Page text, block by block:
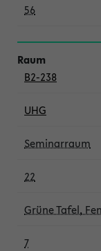
56
B2-238
UHG
Seminarraum
22
Grüne Tafel,
7